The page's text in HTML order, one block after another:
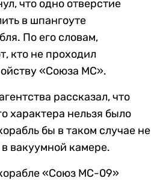
что одно отверстие
в шпангоуте
По его словам,
кто не проходил
«Союза МС».
рассказал, что
характера нельзя было
бы в таком случае не
вакуумной камере.
«Союз МС-09»